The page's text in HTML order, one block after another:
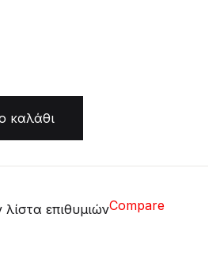
καλάθι
επιθυμιώνCompare